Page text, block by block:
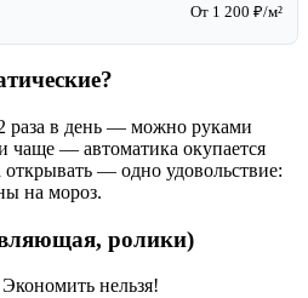
От 1 200 ₽/м²
раза в день — можно руками
чаще — автоматика окупается
— одно удовольствие:
на мороз.
ролики)
нельзя!